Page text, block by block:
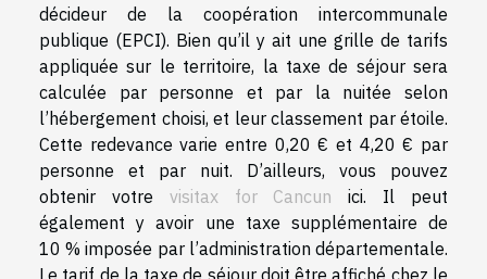
décideur de la coopération intercommunale
publique (EPCI). Bien qu’il y ait une grille de tarifs
appliquée sur le territoire, la taxe de séjour sera
calculée par personne et par la nuitée selon
l’hébergement choisi, et leur classement par étoile.
Cette redevance varie entre 0,20 € et 4,20 € par
personne et par nuit. D’ailleurs, vous pouvez
obtenir votre visitax for Cancun ici. Il peut
également y avoir une taxe supplémentaire de
10 % imposée par l’administration départementale.
Le tarif de la taxe de séjour doit être affiché chez le